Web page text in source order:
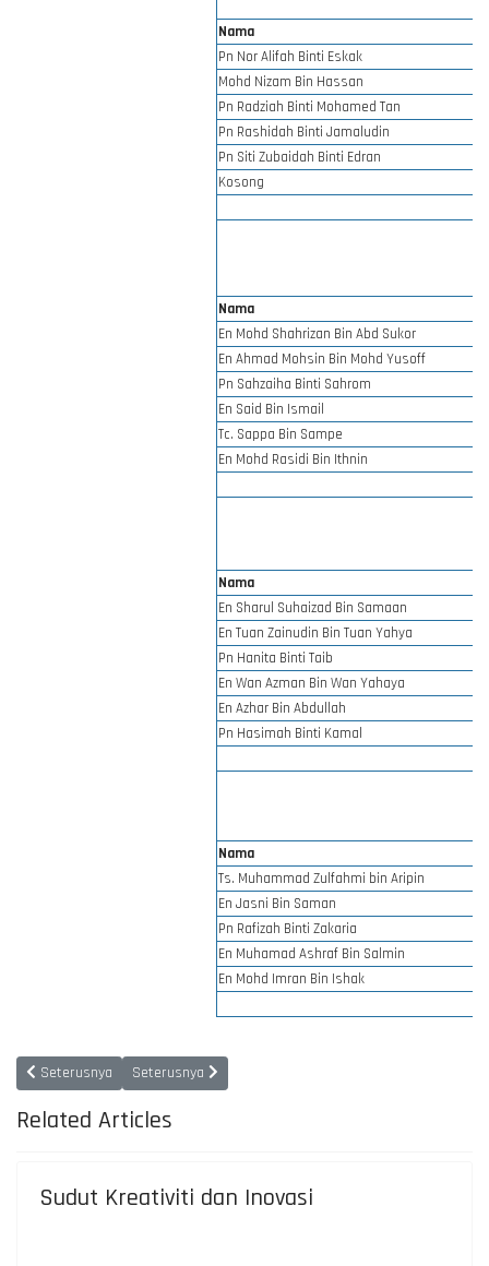
Nama
Pn Nor Alifah Binti Eskak
Mohd Nizam Bin Hassan
Pn Radziah Binti Mohamed Tan
Pn Rashidah Binti Jamaludin
Pn Siti Zubaidah Binti Edran
Kosong
Nama
En Mohd Shahrizan Bin Abd Sukor
En Ahmad Mohsin Bin Mohd Yusoff
Pn Sahzaiha Binti Sahrom
En Said Bin Ismail
Tc. Sappa Bin Sampe
En Mohd Rasidi Bin Ithnin
Nama
En Sharul Suhaizad Bin Samaan
En Tuan Zainudin Bin Tuan Yahya
Pn Hanita Binti Taib
En Wan Azman Bin Wan Yahaya
En Azhar Bin Abdullah
Pn Hasimah Binti Kamal
Nama
Ts. Muhammad Zulfahmi bin Aripin
En Jasni Bin Saman
Pn Rafizah Binti Zakaria
En Muhamad Ashraf Bin Salmin
En Mohd Imran Bin Ishak
Previous article: Carta Organisasi
Seterusnya Next article: Ketua Bahagian
Seterusnya
Related Articles
Sudut Kreativiti dan Inovasi